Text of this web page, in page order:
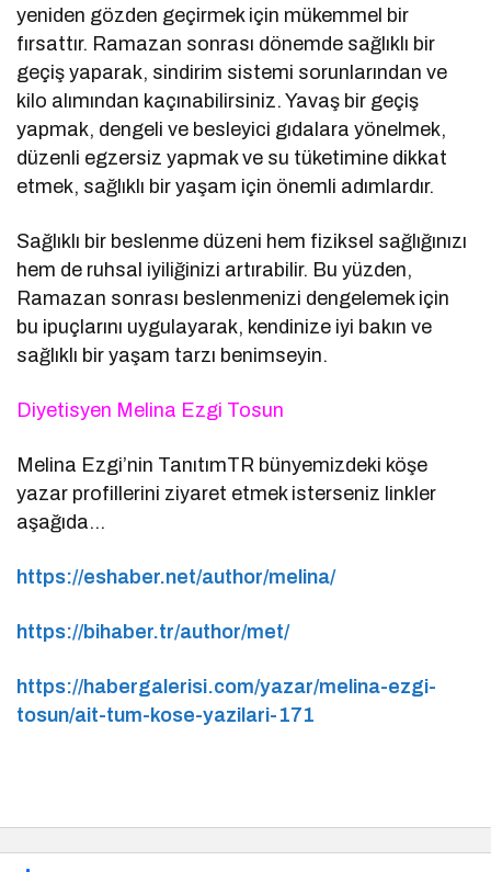
yeniden gözden geçirmek için mükemmel bir
fırsattır. Ramazan sonrası dönemde sağlıklı bir
geçiş yaparak, sindirim sistemi sorunlarından ve
kilo alımından kaçınabilirsiniz. Yavaş bir geçiş
yapmak, dengeli ve besleyici gıdalara yönelmek,
düzenli egzersiz yapmak ve su tüketimine dikkat
etmek, sağlıklı bir yaşam için önemli adımlardır.
Sağlıklı bir beslenme düzeni hem fiziksel sağlığınızı
hem de ruhsal iyiliğinizi artırabilir. Bu yüzden,
Ramazan sonrası beslenmenizi dengelemek için
bu ipuçlarını uygulayarak, kendinize iyi bakın ve
sağlıklı bir yaşam tarzı benimseyin.
Diyetisyen Melina Ezgi Tosun
Melina Ezgi’nin TanıtımTR bünyemizdeki köşe
yazar profillerini ziyaret etmek isterseniz linkler
aşağıda…
https://eshaber.net/author/melina/
https://bihaber.tr/author/met/
https://habergalerisi.com/yazar/melina-ezgi-
tosun/ait-tum-kose-yazilari-171